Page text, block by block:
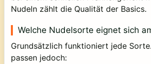
Nudeln zählt die Qualität der Basics.
Welche Nudelsorte eignet sich
Grundsätzlich funktioniert jede
passen jedoch: